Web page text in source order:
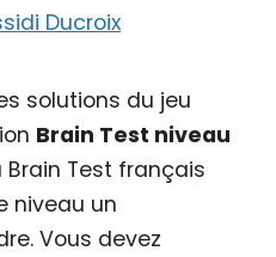
Ducroix
solutions du jeu
Brain Test niveau
Brain Test français
niveau un
Vous devez